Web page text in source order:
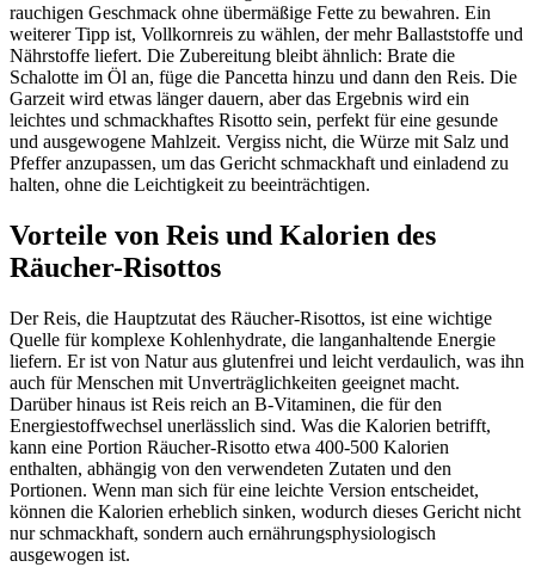
rauchigen Geschmack ohne übermäßige Fette zu bewahren. Ein
weiterer Tipp ist, Vollkornreis zu wählen, der mehr Ballaststoffe und
Nährstoffe liefert. Die Zubereitung bleibt ähnlich: Brate die
Schalotte im Öl an, füge die Pancetta hinzu und dann den Reis. Die
Garzeit wird etwas länger dauern, aber das Ergebnis wird ein
leichtes und schmackhaftes Risotto sein, perfekt für eine gesunde
und ausgewogene Mahlzeit. Vergiss nicht, die Würze mit Salz und
Pfeffer anzupassen, um das Gericht schmackhaft und einladend zu
halten, ohne die Leichtigkeit zu beeinträchtigen.
Vorteile von Reis und Kalorien des
Räucher-Risottos
Der Reis, die Hauptzutat des Räucher-Risottos, ist eine wichtige
Quelle für komplexe Kohlenhydrate, die langanhaltende Energie
liefern. Er ist von Natur aus glutenfrei und leicht verdaulich, was ihn
auch für Menschen mit Unverträglichkeiten geeignet macht.
Darüber hinaus ist Reis reich an B-Vitaminen, die für den
Energiestoffwechsel unerlässlich sind. Was die Kalorien betrifft,
kann eine Portion Räucher-Risotto etwa 400-500 Kalorien
enthalten, abhängig von den verwendeten Zutaten und den
Portionen. Wenn man sich für eine leichte Version entscheidet,
können die Kalorien erheblich sinken, wodurch dieses Gericht nicht
nur schmackhaft, sondern auch ernährungsphysiologisch
ausgewogen ist.